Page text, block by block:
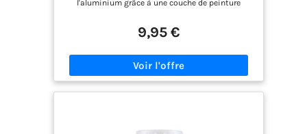
l'aluminium grâce à une couche de peinture
Contrôle précis de la surface : parfait pour
l'ajustement, le contrôle de l'image portante et le
métaux. Facile à appliquer : consistance pâteuse
avec des pigments spéciaux pour une application
9,95 €